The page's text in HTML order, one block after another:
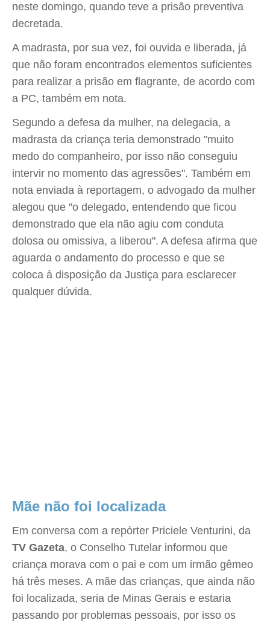
neste domingo, quando teve a prisão preventiva
decretada.
A madrasta, por sua vez, foi ouvida e liberada, já
que não foram encontrados elementos suficientes
para realizar a prisão em flagrante, de acordo com
a PC, também em nota.
Segundo a defesa da mulher, na delegacia, a
madrasta da criança teria demonstrado "muito
medo do companheiro, por isso não conseguiu
intervir no momento das agressões". Também em
nota enviada à reportagem, o advogado da mulher
alegou que "o delegado, entendendo que ficou
demonstrado que ela não agiu com conduta
dolosa ou omissiva, a liberou". A defesa afirma que
aguarda o andamento do processo e que se
coloca à disposição da Justiça para esclarecer
qualquer dúvida.
Mãe não foi localizada
Em conversa com a repórter Priciele Venturini, da
TV Gazeta, o Conselho Tutelar informou que
criança morava com o pai e com um irmão gêmeo
há três meses. A mãe das crianças, que ainda não
foi localizada, seria de Minas Gerais e estaria
passando por problemas pessoais, por isso os